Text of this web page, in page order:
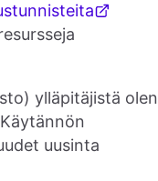
ylläpitäjistä olen
uusinta